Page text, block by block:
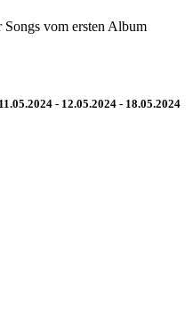
vom ersten Album
- 12.05.2024 - 18.05.2024